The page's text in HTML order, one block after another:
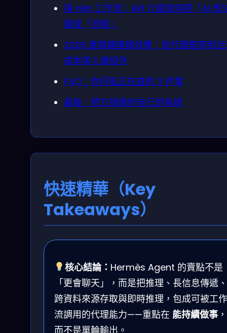
接 n8n 工作流：API 介面如何把「AI 想
變成「流程」
2026 產業鏈連鎖效應：從代理框架到
成本與人機協作
FAQ：你可能正在查的 3 件事
最後：把它接進你自己的系統
快速精華（Key
Takeaways）
核心結論： Hermès Agent 的賣點不是
「更會聊天」，而是把推理、長信息傳遞、
跨資料來源存取與即時推理，包成可被工作
流調用的代理能力——重點在 能持續做事 ，
而不是單輪輸出。